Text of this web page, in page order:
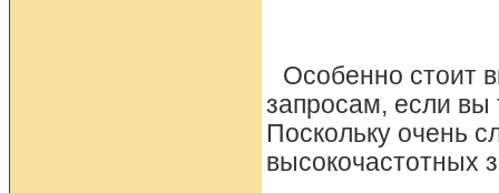
Особенно стоит
запросам, если вы
Поскольку очень
высокочастотных